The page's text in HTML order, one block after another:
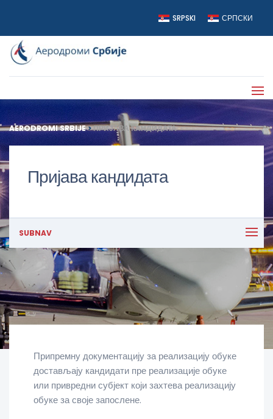
SRPSKI СРПСКИ
AERODROMI SRBIJE>ПРИЈАВА КАНДИДАТА
Пријава кандидата
SUBNAV
Припремну документацију за реализацију обуке
достављају кандидати пре реализације обуке
или привредни субјект који захтева реализацију
обуке за своје запослене.